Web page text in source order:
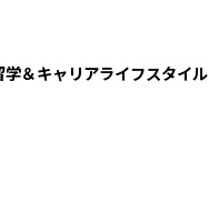
学＆キャリアライフスタイル